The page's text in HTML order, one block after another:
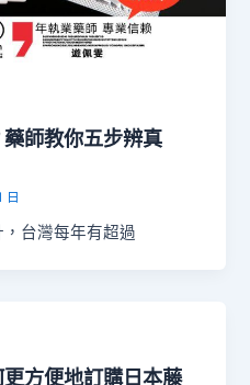
師教你五步辨真
日
台灣每年有超過
方便地訂購日本藤